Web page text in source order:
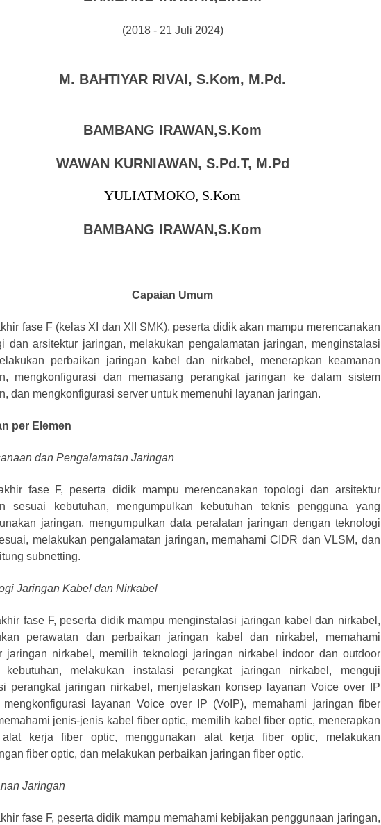
(2018 - 21 Juli 2024)
M. BAHTIYAR RIVAI, S.Kom, M.Pd.
BAMBANG IRAWAN,S.Kom
WAWAN KURNIAWAN, S.Pd.T, M.Pd
YULIATMOKO, S.Kom
BAMBANG IRAWAN,S.Kom
Capaian Umum
fase F (kelas XI dan XII SMK), peserta didik akan mampu merencanakan
dan arsitektur jaringan, melakukan pengalamatan jaringan, menginstalasi
perbaikan jaringan kabel dan nirkabel, menerapkan keamanan
mengkonfigurasi dan memasang perangkat jaringan ke dalam sistem
dan mengkonfigurasi server untuk memenuhi layanan jaringan.
per Elemen
dan Pengalamatan Jaringan
fase F, peserta didik mampu merencanakan topologi dan arsitektur
sesuai kebutuhan, mengumpulkan kebutuhan teknis pengguna yang
jaringan, mengumpulkan data peralatan jaringan dengan teknologi
melakukan pengalamatan jaringan, memahami CIDR dan VLSM, dan
subnetting.
Jaringan Kabel dan Nirkabel
fase F, peserta didik mampu menginstalasi jaringan kabel dan nirkabel,
perawatan dan perbaikan jaringan kabel dan nirkabel, memahami
jaringan nirkabel, memilih teknologi jaringan nirkabel indoor dan outdoor
kebutuhan, melakukan instalasi perangkat jaringan nirkabel, menguji
perangkat jaringan nirkabel, menjelaskan konsep layanan Voice over IP
mengkonfigurasi layanan Voice over IP (VoIP), memahami jaringan fiber
jenis-jenis kabel fiber optic, memilih kabel fiber optic, menerapkan
kerja fiber optic, menggunakan alat kerja fiber optic, melakukan
fiber optic, dan melakukan perbaikan jaringan fiber optic.
Jaringan
fase F, peserta didik mampu memahami kebijakan penggunaan jaringan,